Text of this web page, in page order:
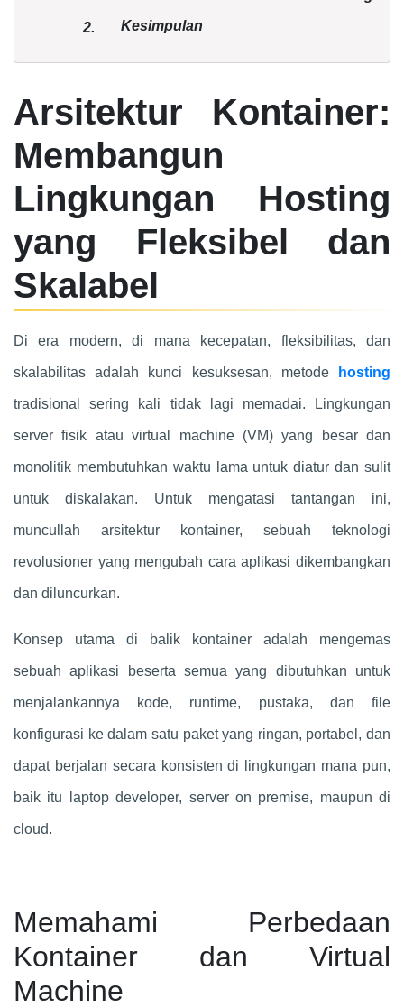
2. Kesimpulan
Arsitektur Kontainer:
Membangun
Lingkungan Hosting
yang Fleksibel dan
Skalabel
Di era modern, di mana kecepatan, fleksibilitas, dan
skalabilitas adalah kunci kesuksesan, metode hosting
tradisional sering kali tidak lagi memadai. Lingkungan
server fisik atau virtual machine (VM) yang besar dan
monolitik membutuhkan waktu lama untuk diatur dan sulit
untuk diskalakan. Untuk mengatasi tantangan ini,
muncullah arsitektur kontainer, sebuah teknologi
revolusioner yang mengubah cara aplikasi dikembangkan
dan diluncurkan.
Konsep utama di balik kontainer adalah mengemas
sebuah aplikasi beserta semua yang dibutuhkan untuk
menjalankannya kode, runtime, pustaka, dan file
konfigurasi ke dalam satu paket yang ringan, portabel, dan
dapat berjalan secara konsisten di lingkungan mana pun,
baik itu laptop developer, server on premise, maupun di
cloud.
Memahami Perbedaan
Kontainer dan Virtual
Machine